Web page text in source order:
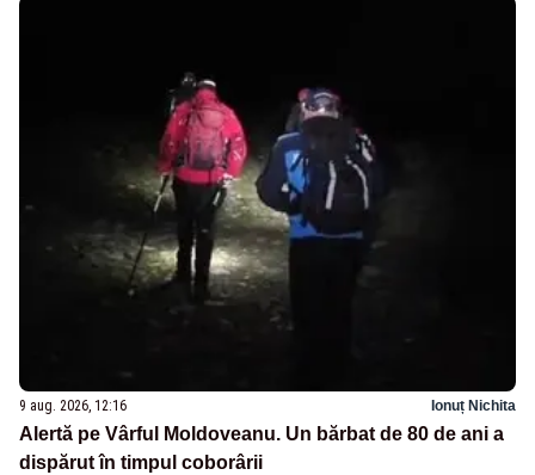
9 aug. 2026, 12:16 Ionuț Nichita
Alertă pe Vârful Moldoveanu. Un bărbat de 80 de ani a
dispărut în timpul coborârii